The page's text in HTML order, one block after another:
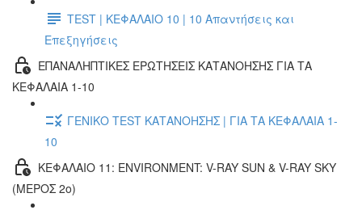
TEST | ΚΕΦΑΛΑΙΟ 10 | 10 Απαντήσεις και
Επεξηγήσεις
ΕΠΑΝΑΛΗΠΤΙΚΕΣ ΕΡΩΤΗΣΕΙΣ ΚΑΤΑΝΟΗΣΗΣ ΓΙΑ ΤΑ
ΚΕΦΑΛΑΙΑ 1-10
ΓΕΝΙΚΟ TEST ΚΑΤΑΝΟΗΣΗΣ | ΓΙΑ ΤΑ ΚΕΦΑΛΑΙΑ 1-
10
ΚΕΦΑΛΑΙΟ 11: ENVIRONMENT: V-RAY SUN & V-RAY SKY
(ΜΕΡΟΣ 2ο)